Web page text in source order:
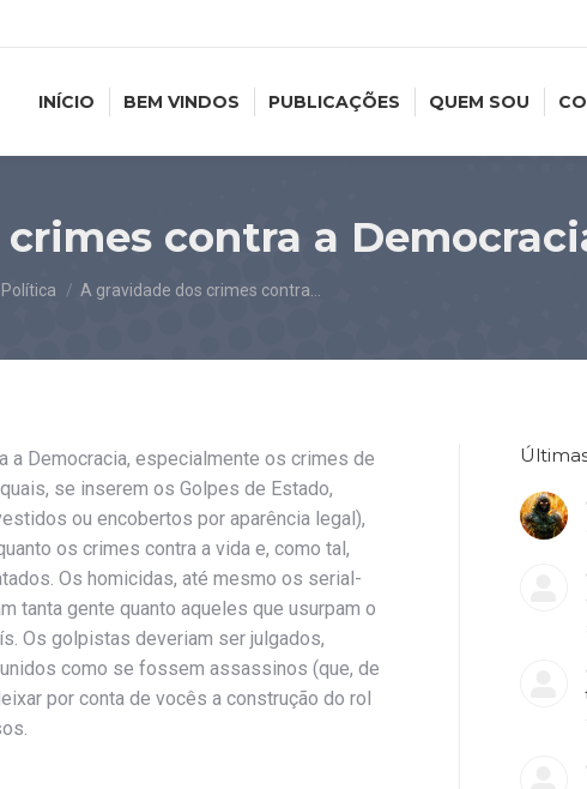
INÍCIO BEM VINDOS PUBLICAÇÕES QUEM SOU
contra a
aqui:
Política A gravidade dos crimes contra…
a Democracia, especialmente os crimes de
se inserem os Golpes de Estado,
ou encobertos por aparência legal),
os crimes contra a vida e, como tal,
Os homicidas, até mesmo os serial-
tanta gente quanto aqueles que usurpam o
Os golpistas deveriam ser julgados,
como se fossem assassinos (que, de
por conta de vocês a construção do rol